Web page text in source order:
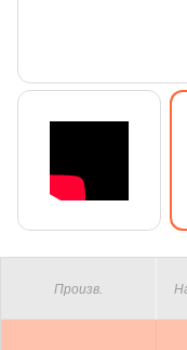
Произв.